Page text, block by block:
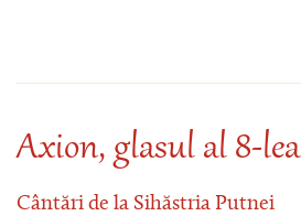
Axion, glasul al 8-lea
Cântări de la Sihăstria Putnei